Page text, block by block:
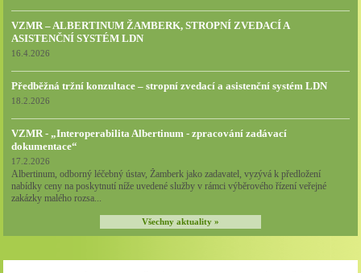
VZMR – ALBERTINUM ŽAMBERK, STROPNÍ ZVEDACÍ A
ASISTENČNÍ SYSTÉM LDN
16.4.2026
Předběžná tržní konzultace – stropní zvedací a asistenční systém LDN
18.2.2026
VZMR - „Interoperabilita Albertinum - zpracování zadávací
dokumentace“
17.2.2026
Albertinum, odborný léčebný ústav, Žamberk jako zadavatel, vyzývá k předložení
nabídky ceny na poskytnutí níže uvedené služby v rámci výběrového řízení veřejné
zakázky malého rozsa...
Všechny aktuality »